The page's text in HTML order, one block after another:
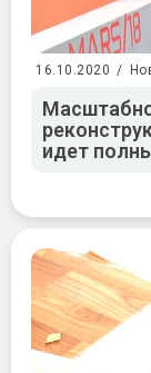
16.10.2020 /
идет